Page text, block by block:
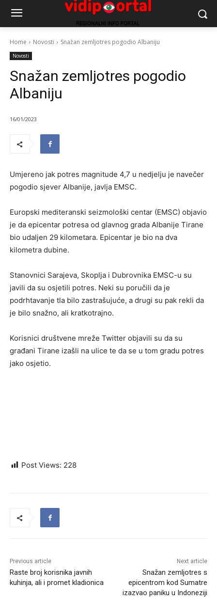
Home Novosti Snažan zemljotres pogodio Albaniju
Novosti
Snažan zemljotres pogodio
Albaniju
16/01/2023
Umjereno jak potres magnitude 4,7 u nedjelju je navečer
pogodio sjever Albanije, javlja EMSC.
Europski mediteranski seizmološki centar (EMSC) objavio
je da epicentar potresa od glavnog grada Albanije Tirane
bio udaljen 29 kilometara. Epicentar je bio na dva
kilometra dubine.
Stanovnici Sarajeva, Skoplja i Dubrovnika EMSC-u su
javili da su osjetili potres. Neki su poručili da je
podrhtavanje tla bilo zastrašujuće, a drugi su pak rekli da
je bilo snažno, ali kratkotrajno.
Korisnici društvene mreže Twitter objavili su da su
građani Tirane izašli na ulice te da se u tom gradu potres
jako osjetio.
Post Views: 228
Previous article
Raste broj korisnika javnih
kuhinja, ali i promet kladionica
Next article
Snažan zemljotres s
epicentrom kod Sumatre
izazvao paniku u Indoneziji